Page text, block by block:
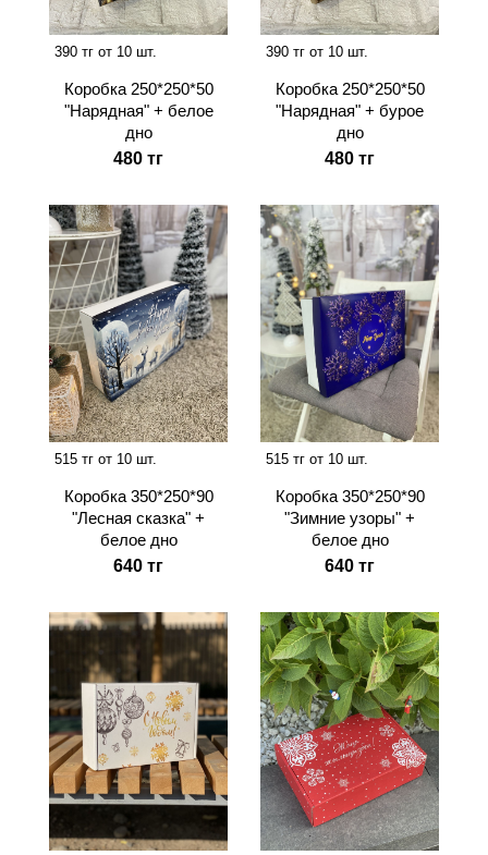
390 тг от 10 шт.
Коробка 250*250*50
"Нарядная" + белое
дно
480 тг
390 тг от 10 шт.
Коробка 250*250*50
"Нарядная" + бурое
дно
480 тг
515 тг от 10 шт.
Коробка 350*250*90
"Лесная сказка" +
белое дно
640 тг
515 тг от 10 шт.
Коробка 350*250*90
"Зимние узоры" +
белое дно
640 тг